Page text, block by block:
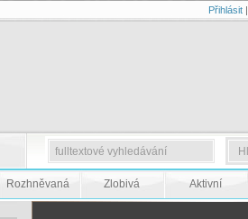
Přihlásit|
Rozhněvaná Zlobivá Aktivní